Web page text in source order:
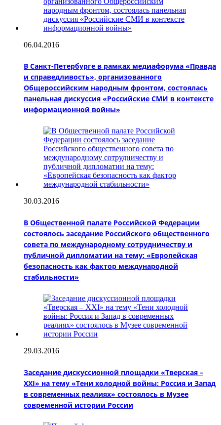
06.04.2016
В Санкт-Петербурге в рамках медиафорума «Правда
и справедливость», организованного
Общероссийским народным фронтом, состоялась
панельная дискуссия «Российские СМИ в контексте
информационной войны»
30.03.2016
В Общественной палате Российской Федерации
состоялось заседание Российского общественного
совета по международному сотрудничеству и
публичной дипломатии на тему: «Европейская
безопасность как фактор международной
стабильности»
29.03.2016
Заседание дискуссионной площадки «Тверская –
XXI» на тему «Тени холодной войны: Россия и Запад
в современных реалиях» состоялось в Музее
современной истории России